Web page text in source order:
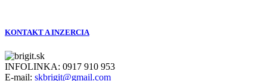
KONTAKT A INZERCIA
INFOLINKA: 0917 910 953
E-mail: skbrigit@gmail.com